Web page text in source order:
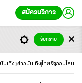
สมัครบริการ
บันเทิง ข่าวบันเทิง ไทยรัฐออนไลน์
รับทราบ